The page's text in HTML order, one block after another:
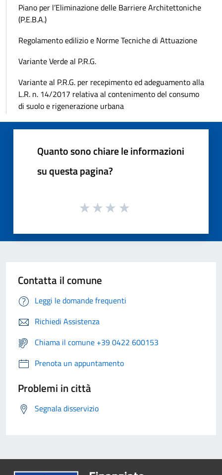
Piano per l’Eliminazione delle Barriere Architettoniche
(P.E.B.A.)
Regolamento edilizio e Norme Tecniche di Attuazione
Variante Verde al P.R.G.
Variante al P.R.G. per recepimento ed adeguamento alla
L.R. n. 14/2017 relativa al contenimento del consumo
di suolo e rigenerazione urbana
Quanto sono chiare le informazioni
su questa pagina?
Contatta il comune
Leggi le domande frequenti
Richiedi Assistenza
Chiama il comune +39 0422 600153
Prenota un appuntamento
Problemi in città
Segnala disservizio